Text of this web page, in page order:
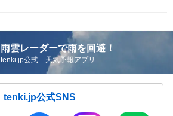
雨雲レーダーで雨を回避！
tenki.jp公式 天気予報アプリ
tenki.jp公式SNS